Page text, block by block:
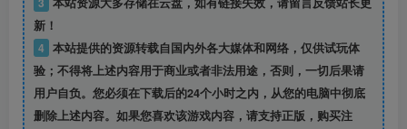
新！
4 本站提供的资源转载自国内外各大媒体和网络，仅供试玩体
验；不得将上述内容用于商业或者非法用途，否则，一切后果请
用户自负。您必须在下载后的24个小时之内，从您的电脑中彻底
删除上述内容。如果您喜欢该游戏内容，请支持正版，购买注